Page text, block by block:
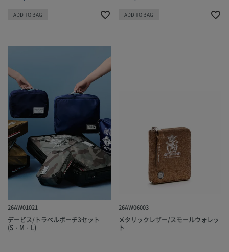
ADD TO BAG ADD TO BAG
26AW01021
デービス/トラベルポーチ3セット
(S・M・L)
26AW06003
メタリックレザー/スモールウォレッ
ト